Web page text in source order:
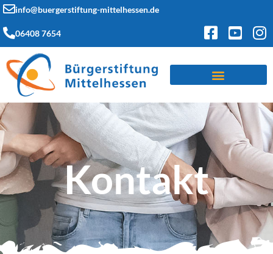
info@buergerstiftung-mittelhessen.de
06408 7654
Kontakt